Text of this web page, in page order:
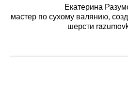
Екатерина
мастер по сухому валянию,
шерсти